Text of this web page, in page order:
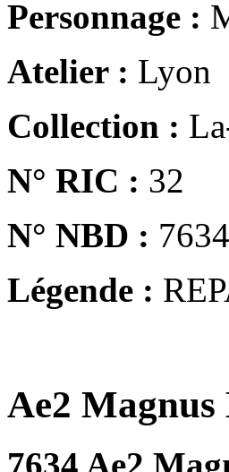
Personnage :
Atelier : Lyon
Collection :
N° RIC : 32
N° NBD : 7634
Légende :
Ae2
7634 Ae2